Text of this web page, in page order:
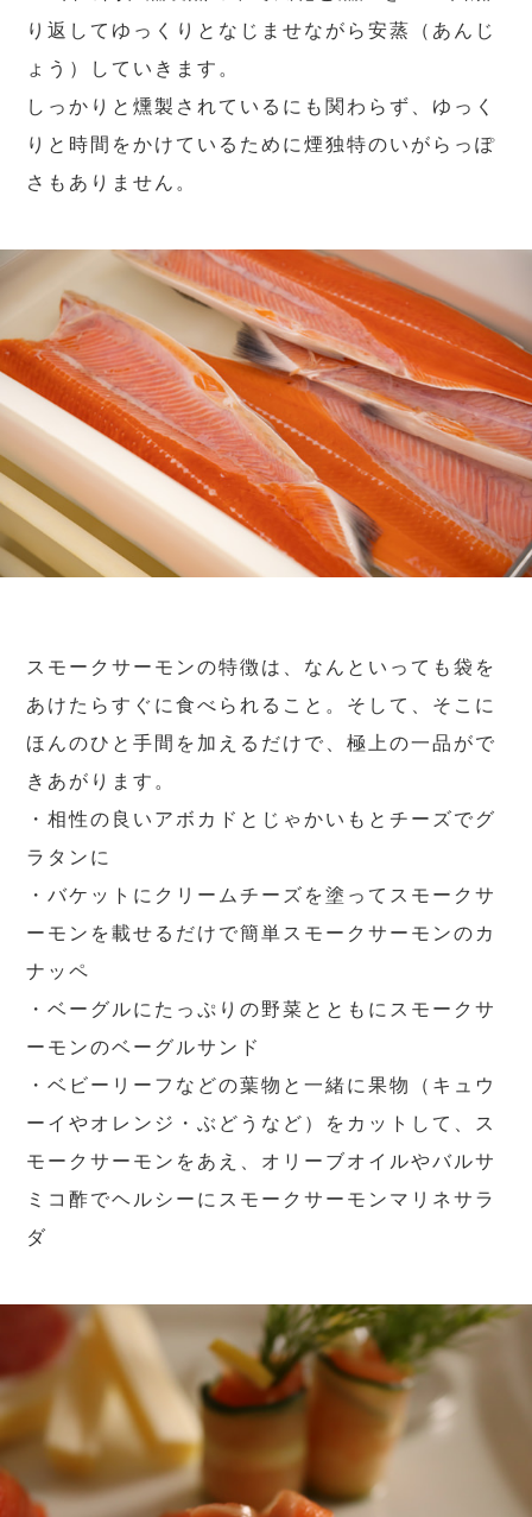
り返してゆっくりとなじませながら安蒸（あんじ
ょう）していきます。
しっかりと燻製されているにも関わらず、ゆっく
りと時間をかけているために煙独特のいがらっぽ
さもありません。
スモークサーモンの特徴は、なんといっても袋を
あけたらすぐに食べられること。そして、そこに
ほんのひと手間を加えるだけで、極上の一品がで
きあがります。
・相性の良いアボカドとじゃかいもとチーズでグ
ラタンに
・バケットにクリームチーズを塗ってスモークサ
ーモンを載せるだけで簡単スモークサーモンのカ
ナッペ
・ベーグルにたっぷりの野菜とともにスモークサ
ーモンのベーグルサンド
・ベビーリーフなどの葉物と一緒に果物（キュウ
ーイやオレンジ・ぶどうなど）をカットして、ス
モークサーモンをあえ、オリーブオイルやバルサ
ミコ酢でヘルシーにスモークサーモンマリネサラ
ダ